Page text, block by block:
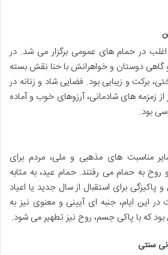
در حمام های عمومی برگزار می شد. در
دوستان و خواهرانش با حنا نقش بسته
برکت و زیبایی بود. فضایی شاد و زنانه در
زمزمه های شادمانی، آرزوهای خوب و آماده
بود.
مناسبت های مذهبی و ملی، مردم برای
به حمام می رفتند. حمام عید، به مثابه
برای استقبال از سال جدید یا اعیاد
این ایام، جنبه ای آیینی و معنوی نیز به
که با پاکی جسم، روح نیز تطهیر می شود.
سنتی